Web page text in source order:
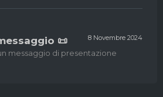
8 Novembre 2024
📜
messaggio di presentazione